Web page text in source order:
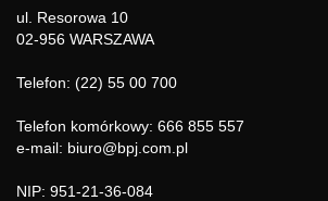
ul. Resorowa 10
02-956 WARSZAWA
Telefon: (22) 55 00 700
Telefon komórkowy: 666 855 557
e-mail: biuro@bpj.com.pl
NIP: 951-21-36-084